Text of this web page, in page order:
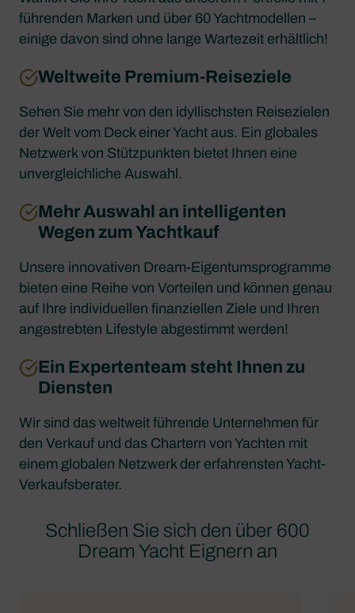
führenden Marken und über 60 Yachtmodellen –
einige davon sind ohne lange Wartezeit erhältlich!
Weltweite Premium-Reiseziele
Sehen Sie mehr von den idyllischsten Reisezielen
der Welt vom Deck einer Yacht aus. Ein globales
Netzwerk von Stützpunkten bietet Ihnen eine
unvergleichliche Auswahl.
Mehr Auswahl an intelligenten
Wegen zum Yachtkauf
Unsere innovativen Dream-Eigentumsprogramme
bieten eine Reihe von Vorteilen und können genau
auf Ihre individuellen finanziellen Ziele und Ihren
angestrebten Lifestyle abgestimmt werden!
Ein Expertenteam steht Ihnen zu
Diensten
Wir sind das weltweit führende Unternehmen für
den Verkauf und das Chartern von Yachten mit
einem globalen Netzwerk der erfahrensten Yacht-
Verkaufsberater.
Schließen Sie sich den über 600
Dream Yacht Eignern an